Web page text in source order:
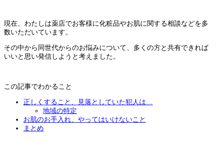
現在、わたしは薬店でお客様に化粧品やお肌に関する相談などを多
数いただいています。
その中から同世代からのお悩みについて、多くの方と共有できれば
いいと思い発信しようと考えました。
この記事でわかること
正しくすること、見落としていた犯人は…
地域の特定
お肌のお手入れ、やってはいけないこと
まとめ